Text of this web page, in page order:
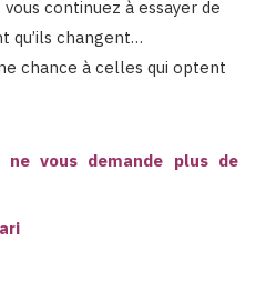
continuez à essayer de
qu’ils changent…
chance à celles qui optent
ne vous demande plus de